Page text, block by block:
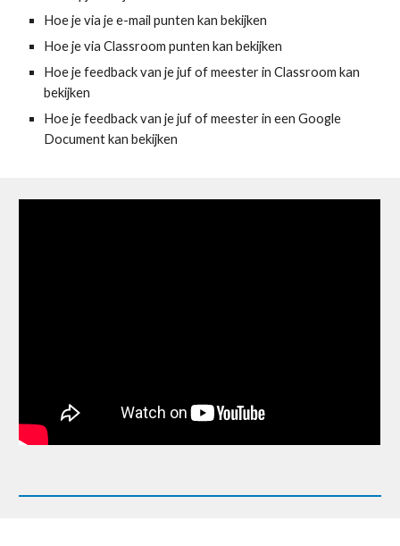
Hoe je via je e-mail punten kan bekijken
Hoe je via Classroom punten kan bekijken
Hoe je feedback van je juf of meester in Classroom kan
bekijken
Hoe je feedback van je juf of meester in een Google
Document kan bekijken